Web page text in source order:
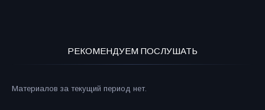
РЕКОМЕНДУЕМ ПОСЛУШАТЬ
Материалов за текущий период нет.